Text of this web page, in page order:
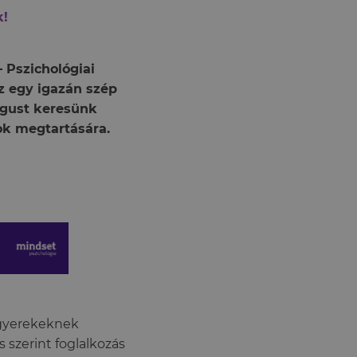
egy igazán szép
keresünk
megtartására.
szerint foglalkozás